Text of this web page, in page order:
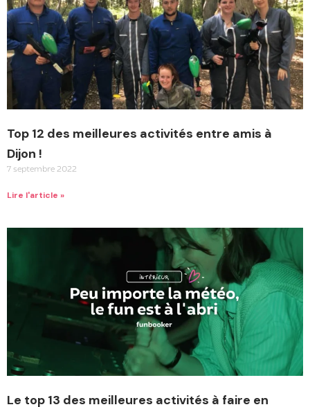
Top 12 des meilleures activités entre amis à
Dijon !
7 septembre 2022
Lire l'article »
Le top 13 des meilleures activités à faire en